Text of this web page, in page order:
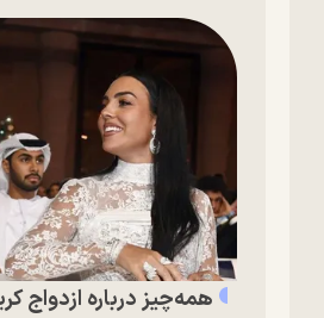
همه‌چیز درباره ازدواج